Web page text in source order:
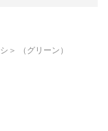
＞ （グリーン）